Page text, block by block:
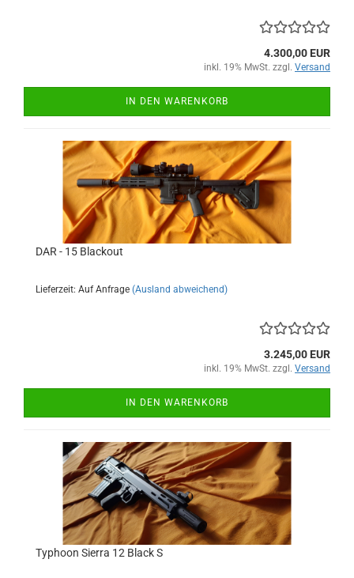
4.300,00 EUR
inkl. 19% MwSt. zzgl. Versand
IN DEN WARENKORB
DAR - 15 Blackout
Lieferzeit: Auf Anfrage (Ausland abweichend)
3.245,00 EUR
inkl. 19% MwSt. zzgl. Versand
IN DEN WARENKORB
Typhoon Sierra 12 Black S